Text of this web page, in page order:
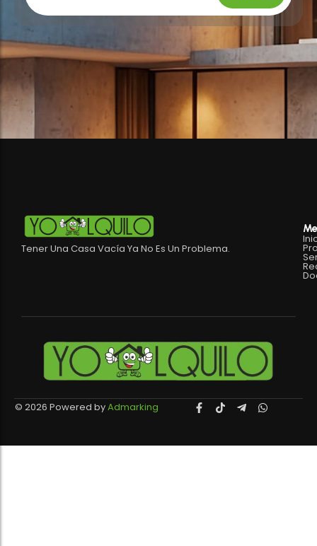
Tener Una Casa Vacía Ya No Es Un Problema.
© 2026 Powered byAdmarking